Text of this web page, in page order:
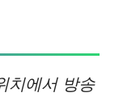
치에서 방송